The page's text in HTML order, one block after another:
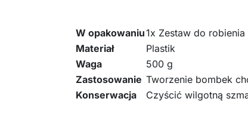
W opakowaniu1x Zestaw do
Materiał
Plastik
Waga
500 g
Zastosowanie Tworzenie bombek
Konserwacja
Czyścić wilgotną